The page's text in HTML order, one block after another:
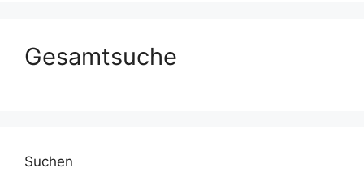
Gesamtsuche
Suchen